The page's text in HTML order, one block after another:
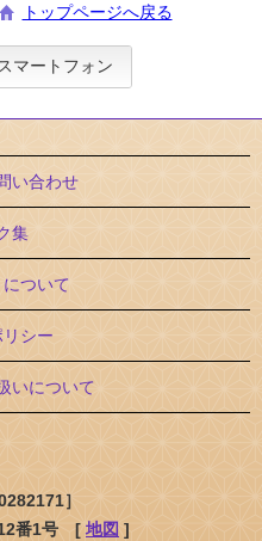
トップページへ戻る
マートフォン
い合わせ
集
ついて
シー
いについて
］
12番1号 [ 地図 ]